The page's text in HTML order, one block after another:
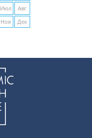
Июл
Авг
Ноя Дек